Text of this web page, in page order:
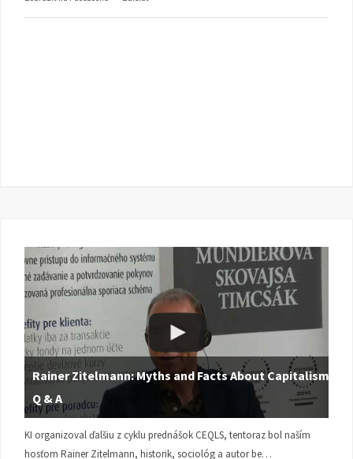
Rainer Zitelmann: Myths and Facts About Capitalism |
Q & A
KI organizoval ďalšiu z cyklu prednášok CEQLS, tentoraz bol naším
hosťom Rainer Zitelmann, historik, sociológ a autor be…